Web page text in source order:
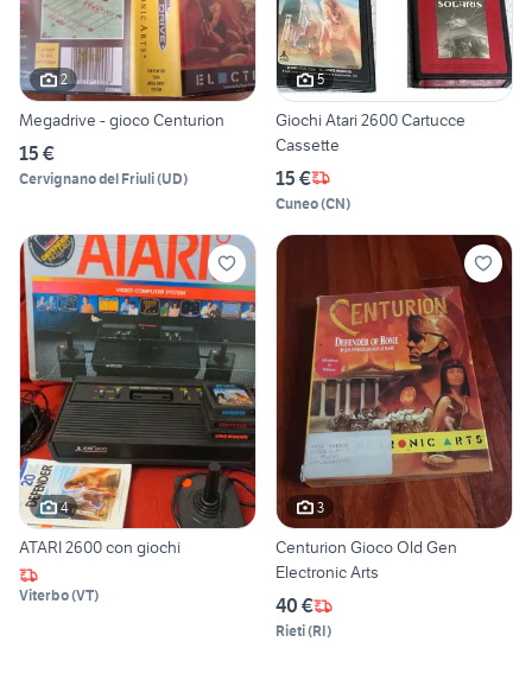
2
Megadrive - gioco Centurion
15 €
Cervignano del Friuli(UD)
5
Giochi Atari 2600 Cartucce
Cassette
15 €
Cuneo(CN)
4
ATARI 2600 con giochi
Viterbo(VT)
3
Centurion Gioco Old Gen
Electronic Arts
40 €
Rieti(RI)